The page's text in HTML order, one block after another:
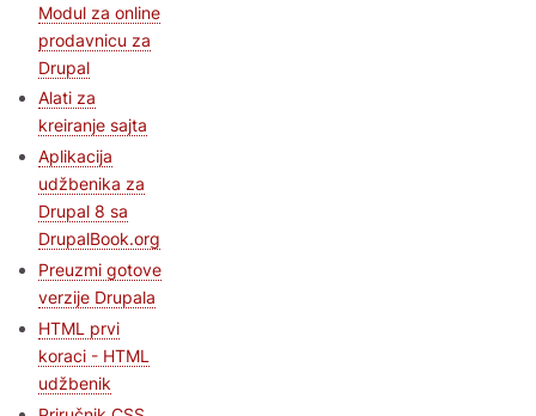
Modul za online
prodavnicu za
Drupal
Alati za
kreiranje sajta
Aplikacija
udžbenika za
Drupal 8 sa
DrupalBook.org
Preuzmi gotove
verzije Drupala
HTML prvi
koraci - HTML
udžbenik